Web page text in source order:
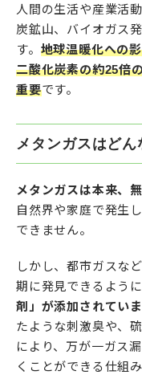
人間の生活や産業活
炭鉱山、バイオガス
す。 地球温暖化への
二酸化炭素の約25倍
重要です。
メタンガスはどん
メタンガスは本来、
自然界や家庭で発生
できません。
しかし、都市ガスな
期に発見できるように
剤」が添加されていま
たような刺激臭や、
により、万が一ガス
くことができる仕組